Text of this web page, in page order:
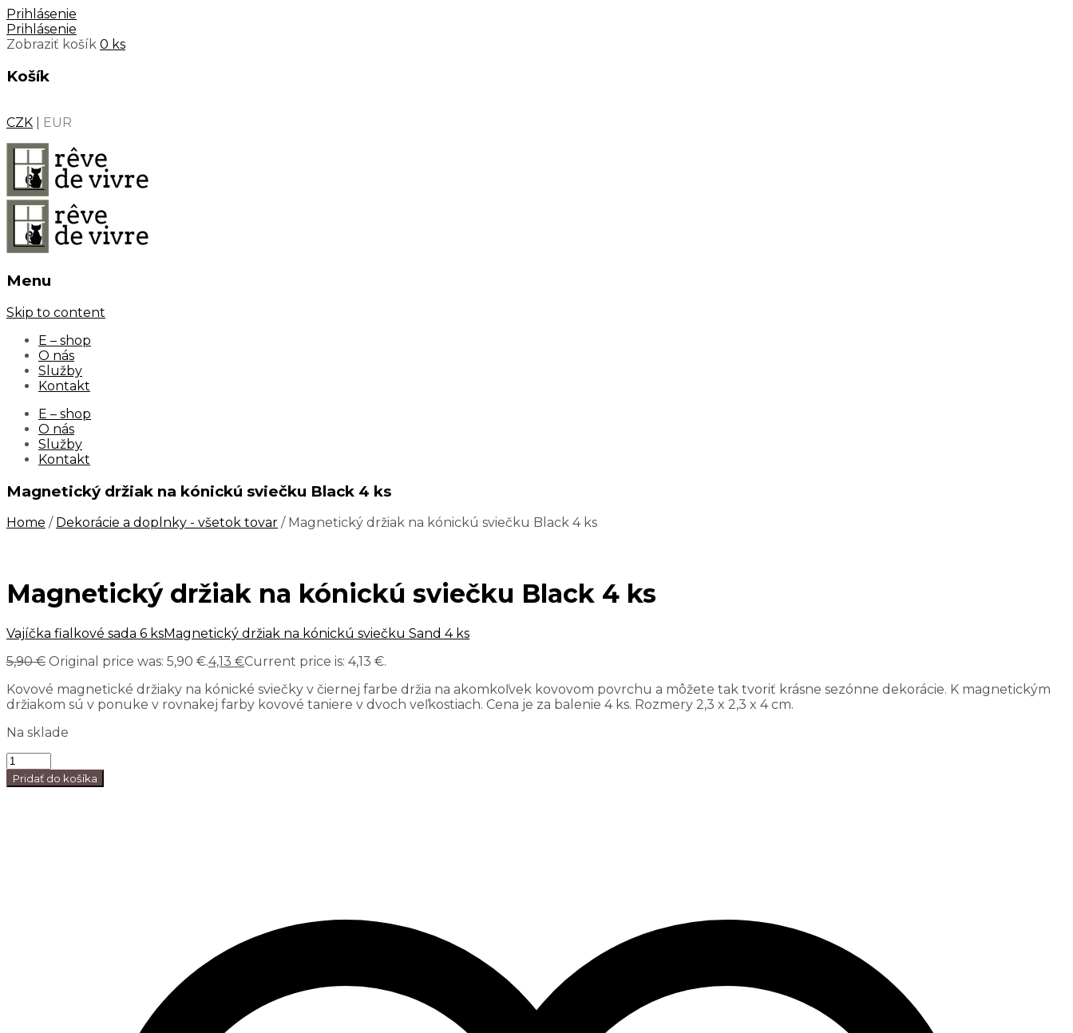
Prihlásenie
Prihlásenie
Zobraziť košík 0 ks
Košík
CZK EUR
Menu
Skip to content
E – shop
O nás
Služby
Kontakt
E – shop
O nás
Služby
Kontakt
Magnetický držiak na kónickú sviečku Black 4 ks
Home / Dekorácie a doplnky - všetok tovar / Magnetický držiak na kónickú sviečku Black 4 ks
Magnetický držiak na kónickú sviečku Black 4 ks
Vajíčka fialkové sada 6 ksMagnetický držiak na kónickú sviečku Sand 4 ks
5,90€ Original price was: 5,90 €.4,13 €Current price is: 4,13 €.
Kovové magnetické držiaky na kónické sviečky v čiernej farbe držia na akomkoľvek kovovom povrchu a môžete tak tvoriť krásne sezónne dekorácie. K magnetickým
držiakom sú v ponuke v rovnakej farby kovové taniere v dvoch veľkostiach. Cena je za balenie 4 ks. Rozmery 2,3 x 2,3 x 4 cm.
Na sklade
Pridať do košíka